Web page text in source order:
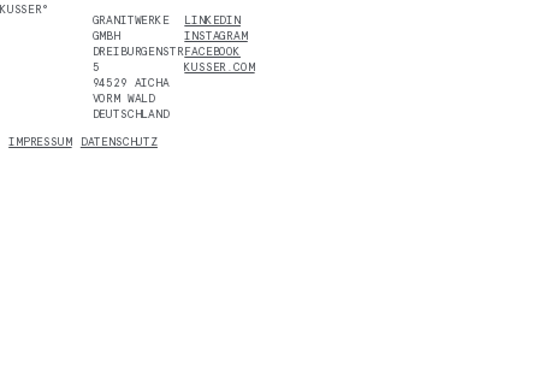
KUSSER°
GRANITWERKE
GMBH
DREIBURGENSTR.
5
94529 AICHA
VORM WALD
DEUTSCHLAND
LINKEDIN
INSTAGRAM
FACEBOOK
KUSSER.COM
IMPRESSUM DATENSCHUTZ